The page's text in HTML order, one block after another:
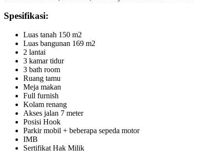
Spesifikasi:
Luas tanah 150 m2
Luas bangunan 169 m2
2 lantai
3 kamar tidur
3 bath room
Ruang tamu
Meja makan
Full furnish
Kolam renang
Akses jalan 7 meter
Posisi Hook
Parkir mobil + beberapa sepeda motor
IMB
Sertifikat Hak Milik